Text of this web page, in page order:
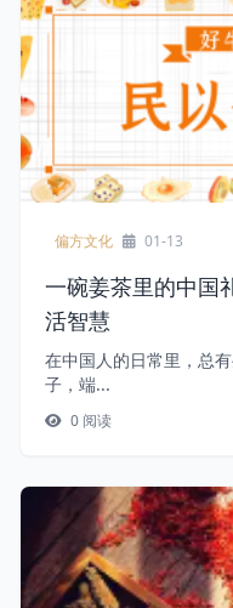
偏方文化 01-13
一碗姜茶里的中
活智慧
在中国人的日常里，总
子，端...
0 阅读